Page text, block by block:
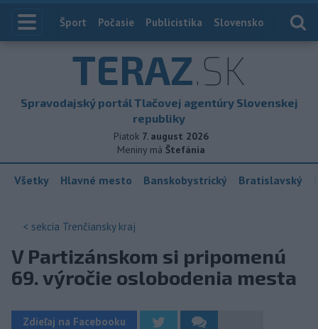
Index
Šport Počasie Publicistika Slovensko
TERAZ.SK
Spravodajský portál Tlačovej agentúry Slovenskej
republiky
Piatok 7. august 2026
Meniny má Štefánia
Všetky Hlavné mesto Banskobystrický Bratislavský
< sekcia Trenčiansky kraj
V Partizánskom si pripomenú
69. výročie oslobodenia mesta
Zdieľaj na Facebooku